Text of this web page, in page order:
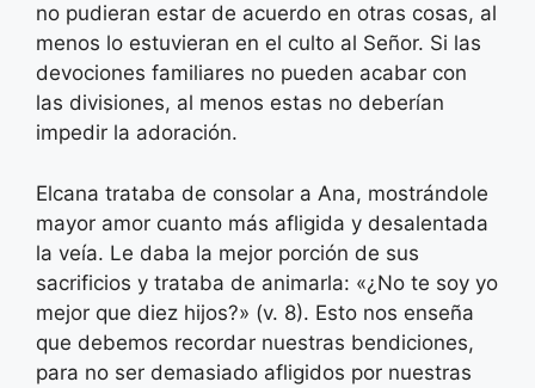
no pudieran estar de acuerdo en otras cosas, al
menos lo estuvieran en el culto al Señor. Si las
devociones familiares no pueden acabar con
las divisiones, al menos estas no deberían
impedir la adoración.
Elcana trataba de consolar a Ana, mostrándole
mayor amor cuanto más afligida y desalentada
la veía. Le daba la mejor porción de sus
sacrificios y trataba de animarla: «¿No te soy yo
mejor que diez hijos?» (v. 8). Esto nos enseña
que debemos recordar nuestras bendiciones,
para no ser demasiado afligidos por nuestras